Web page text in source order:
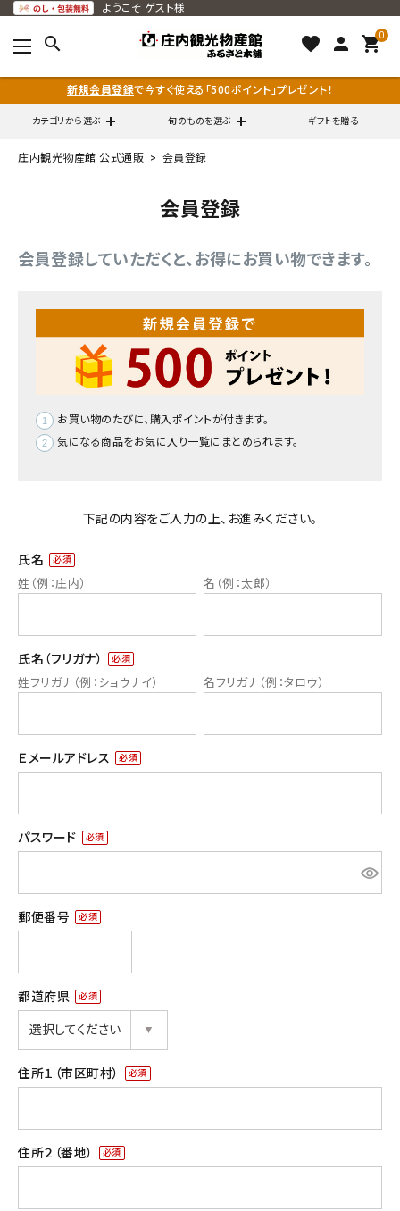
ようこそ ゲスト様
search favorite person 0
shopping_cart
新規会員登録で今すぐ使える「500ポイント」プレゼント！
カテゴリから選ぶ 旬のものを選ぶ ギフトを贈る
通販営業時間 - 平日9:00～12:00
ACCOUNT MENU
ようこそ ゲスト 様
カテゴリーから選ぶ
山形のお土産から選ぶ
コンテンツ
プライバシーポリシー
お問い合わせ
キーワード
価格から探す
在庫の有無
庄内観光物産館 公式通販 会員登録
会員登録
会員登録していただくと、お得にお買い物できます。
お買い物のたびに、購入ポイントが付きます。
気になる商品をお気に入り一覧にまとめられます。
下記の内容をご入力の上、お進みください。
氏名
(必
須)
氏名（フリガナ）
(必
須)
Ｅメールアドレス
(必
パスワード
(必
郵便番号
(必
都道府県
(必
須)
住所１（市区町村）
(必
住所２（番地）
(必